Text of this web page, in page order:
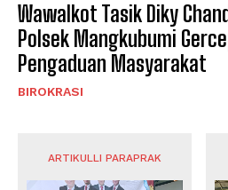
Wawalkot Tasik Diky
Polsek Mangkubumi
Pengaduan Masyarakat
BIROKRASI
ARTIKULLI PARAPRAK